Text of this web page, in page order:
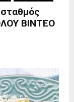
ΒΙΝΤΕΟ